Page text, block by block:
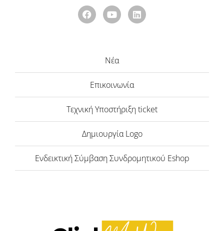
Νέα
Επικοινωνία
Τεχνική Υποστήριξη ticket
Δημιουργία Logo
Ενδεικτική Σύμβαση Συνδρομητικού Eshop